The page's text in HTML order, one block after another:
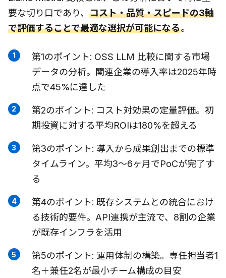
要な切り口であり、 コスト・品質・スピードの3軸
で評価することで最適な選択が可能になる。
第1のポイント: OSS LLM 比較に関する市場
データの分析。関連企業の導入率は2025年時
点で45%に達した
第2のポイント: コスト対効果の定量評価。初
期投資に対する平均ROIは180%を超える
第3のポイント: 導入から成果創出までの標準
タイムライン。平均3〜6ヶ月でPoCが完了す
る
第4のポイント: 既存システムとの統合におけ
る技術的要件。API連携が主流で、8割の企業
が既存インフラを活用
第5のポイント: 運用体制の構築。専任担当者1
名＋兼任2名が最小チーム構成の目安